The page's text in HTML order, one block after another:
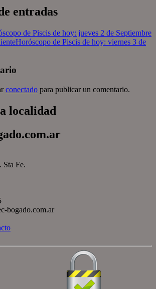
entradas
de Piscis de hoy: jueves 2 de Septiembre
Horóscopo de Piscis de hoy: viernes 3 de
conectado para publicar un comentario.
localidad
Sta Fe.
bogado.com.ar